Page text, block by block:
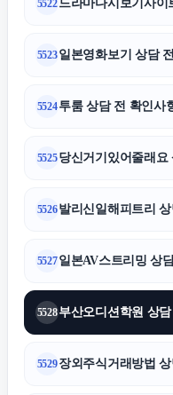
5522드라마다시보기사이
5523일본영화보기 상담
5524투룸 상담 전 확인사
5525당신거기있어줄래요
5526발리신일해피트리
5527일본AV스트리밍 상
5528부산오디션학원 상
5529장외주식거래방법